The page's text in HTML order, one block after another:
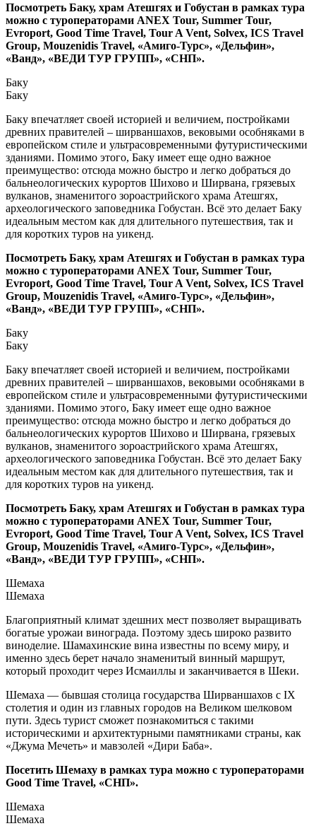
Посмотреть Баку, храм Атешгях и Гобустан в рамках тура
можно с туроператорами ANEX Tour, Summer Tour,
Evroport, Good Time Travel, Tour A Vent, Solvex, ICS Travel
Group, Mouzenidis Travel, «Амиго-Турс», «Дельфин»,
«Ванд», «ВЕДИ ТУР ГРУПП», «СНП».
Баку
Баку
Баку впечатляет своей историей и величием, постройками
древних правителей – ширваншахов, вековыми особняками в
европейском стиле и ультрасовременными футуристическими
зданиями. Помимо этого, Баку имеет еще одно важное
преимущество: отсюда можно быстро и легко добраться до
бальнеологических курортов Шихово и Ширвана, грязевых
вулканов, знаменитого зороастрийского храма Атешгях,
археологического заповедника Гобустан. Всё это делает Баку
идеальным местом как для длительного путешествия, так и
для коротких туров на уикенд.
Посмотреть Баку, храм Атешгях и Гобустан в рамках тура
можно с туроператорами ANEX Tour, Summer Tour,
Evroport, Good Time Travel, Tour A Vent, Solvex, ICS Travel
Group, Mouzenidis Travel, «Амиго-Турс», «Дельфин»,
«Ванд», «ВЕДИ ТУР ГРУПП», «СНП».
Баку
Баку
Баку впечатляет своей историей и величием, постройками
древних правителей – ширваншахов, вековыми особняками в
европейском стиле и ультрасовременными футуристическими
зданиями. Помимо этого, Баку имеет еще одно важное
преимущество: отсюда можно быстро и легко добраться до
бальнеологических курортов Шихово и Ширвана, грязевых
вулканов, знаменитого зороастрийского храма Атешгях,
археологического заповедника Гобустан. Всё это делает Баку
идеальным местом как для длительного путешествия, так и
для коротких туров на уикенд.
Посмотреть Баку, храм Атешгях и Гобустан в рамках тура
можно с туроператорами ANEX Tour, Summer Tour,
Evroport, Good Time Travel, Tour A Vent, Solvex, ICS Travel
Group, Mouzenidis Travel, «Амиго-Турс», «Дельфин»,
«Ванд», «ВЕДИ ТУР ГРУПП», «СНП».
Шемаха
Шемаха
Благоприятный климат здешних мест позволяет выращивать
богатые урожаи винограда. Поэтому здесь широко развито
виноделие. Шамахинские вина известны по всему миру, и
именно здесь берет начало знаменитый винный маршрут,
который проходит через Исмаиллы и заканчивается в Шеки.
Шемаха — бывшая столица государства Ширваншахов с IX
столетия и один из главных городов на Великом шелковом
пути. Здесь турист сможет познакомиться с такими
историческими и архитектурными памятниками страны, как
«Джума Мечеть» и мавзолей «Дири Баба».
Посетить Шемаху в рамках тура можно с туроператорами
Good Time Travel, «СНП».
Шемаха
Шемаха